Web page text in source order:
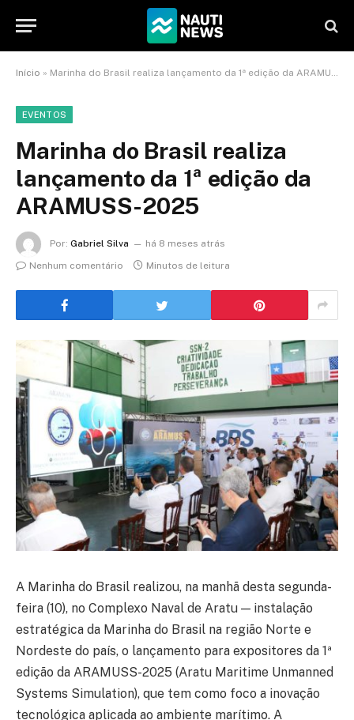
Início » Marinha do Brasil realiza lançamento da 1ª edição da ARAMUSS-2025
EVENTOS
Marinha do Brasil realiza
lançamento da 1ª edição da
ARAMUSS-2025
Por: Gabriel Silva
há 8 meses atrás
Nenhum comentário
Minutos de leitura
A Marinha do Brasil realizou, na manhã desta segunda-
feira (10), no Complexo Naval de Aratu — instalação
estratégica da Marinha do Brasil na região Norte e
Nordeste do país, o lançamento para expositores da 1ª
edição da ARAMUSS-2025 (Aratu Maritime Unmanned
Systems Simulation), que tem como foco a inovação
tecnológica aplicada ao ambiente marítimo. A